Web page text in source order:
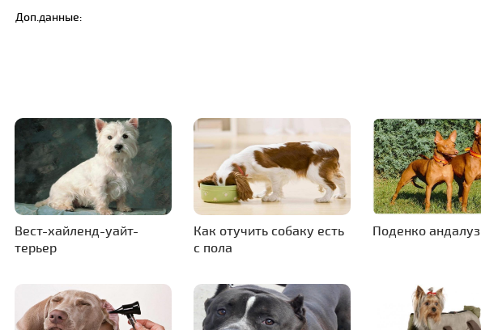
Доп.данные:
Вест-хайленд-уайт-
терьер
Как отучить собаку есть
с пола
Поденко андалуз